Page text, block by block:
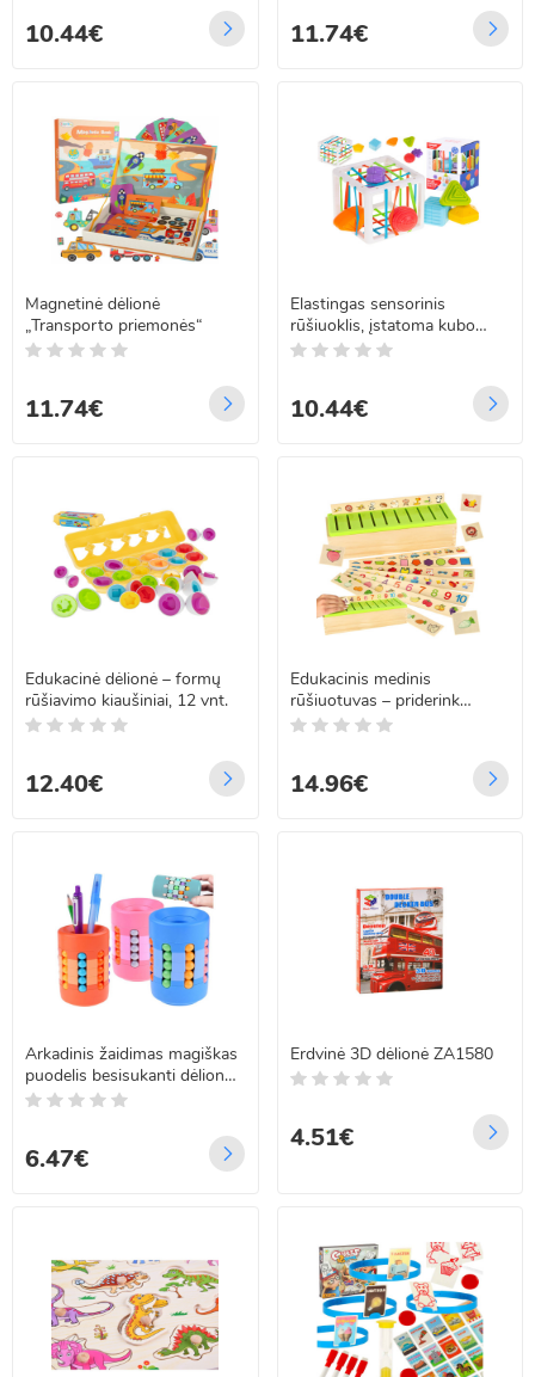
10.44€ 11.74€
Magnetinė dėlionė
„Transporto priemonės“
11.74€
Elastingas sensorinis
rūšiuoklis, įstatoma kubo
formos dėlionė
10.44€
Edukacinė dėlionė – formų
rūšiavimo kiaušiniai, 12 vnt.
12.40€
Edukacinis medinis
rūšiuotuvas – priderink
paveikslėlius
14.96€
Arkadinis žaidimas magiškas
puodelis besisukanti dėlionė
GR0621
6.47€
Erdvinė 3D dėlionė ZA1580
4.51€